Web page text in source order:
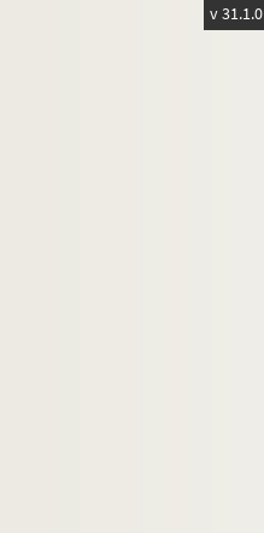
v 31.1.0